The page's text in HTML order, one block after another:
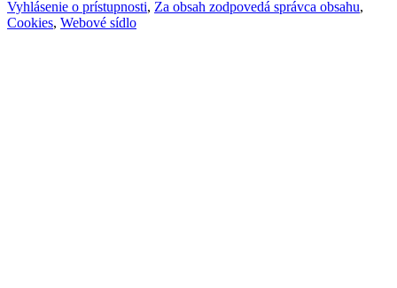
Vyhlásenie o prístupnosti, Za obsah zodpovedá správca obsahu,
Cookies, Webové sídlo